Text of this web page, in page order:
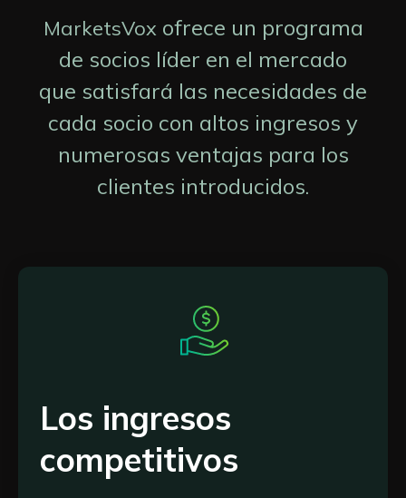
MarketsVox ofrece un programa
de socios líder en el mercado
que satisfará las necesidades de
cada socio con altos ingresos y
numerosas ventajas para los
clientes introducidos.
Los ingresos
competitivos